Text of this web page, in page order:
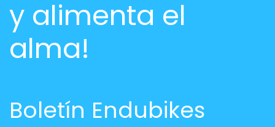
y alimenta el
alma!
Boletín Endubikes